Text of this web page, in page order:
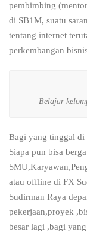
pembimbing
di SB1M, suatu
tentang internet
perkembangan
Belajar
Bagi yang tinggal di
Siapa pun bisa
atau offline di FX
Sudirman Raya
pekerjaan,proyek
besar lagi ,bagi